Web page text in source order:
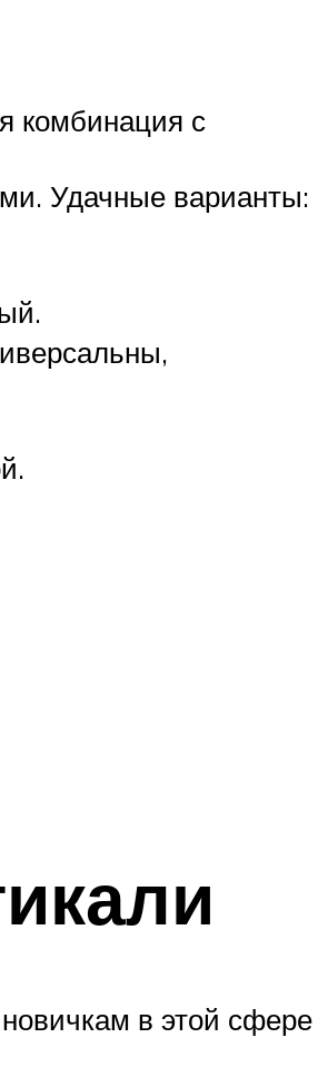
комбинация с
Удачные варианты:
в этой сфере